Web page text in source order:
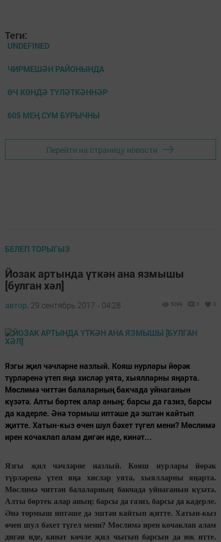
Теги:
UNDEFINED
ЧИРМЕШӘН РАЙОНЫНДА
ӨЧ КӨНДӘ ТҮЛӘТКӘННӘР
605 МЕҢ СУМ БУРЫЧНЫ
Перейти на страницу новости
БЕЛЕП ТОРЫГЫЗ
Йозак артында үткән ана язмышы
[булган хәл]
автор, 29 сентябрь 2017 - 04:28 5099 0 0
Язгы җил чәчләрне назлый. Кояш нурлары йөрәк
түрләренә үтеп яңа хисләр уята, хыялларны яңарта.
Мөслимә читтән балаларның бакчада уйнаганын
күзәтә. Алты бөртек алар аның: барсы да газиз, барсы
да кадерле. Әнә тормыш иптәше дә эштән кайтып
җитте. Хатын-кыз өчен шул бәхет түгел мени? Мөслимә
ирен кочаклап алам дигән иде, кинәт...
Язгы җил чәчләрне назлый. Кояш нурлары йөрәк
түрләренә үтеп яңа хисләр уята, хыялларны яңарта.
Мөслимә читтән балаларның бакчада уйнаганын күзәтә.
Алты бөртек алар аның: барсы да газиз, барсы да кадерле.
Әнә тормыш иптәше дә эштән кайтып җитте. Хатын-кыз
өчен шул бәхет түгел мени? Мөслимә ирен кочаклап алам
дигән иде, кинәт көчле җил чыгып барсын да юк итте.